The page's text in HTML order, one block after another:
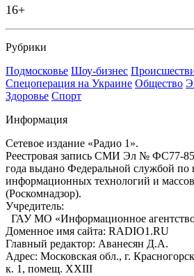
16+
Рубрики
Подмосковье Шоу-бизнес
Спецоперация на Украине Общество
Здоровье Спорт
Информация
Сетевое издание «Радио 1».
Реестровая запись СМИ Эл № ФС77-
года выдано Федеральной службой по
информационных технологий и
(Роскомнадзор).
Учредитель:
ГАУ МО «Информационное
Доменное имя сайта: RADIO1.RU
Главный редактор: Аванесян Д.А.
Адрес: Московская обл., г.
к. 1, помещ. XXIII